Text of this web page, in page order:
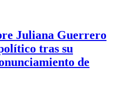
Juliana Guerrero
tras su
de